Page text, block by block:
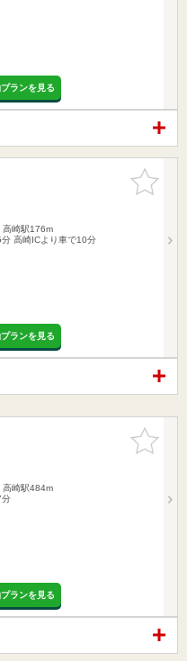
ランを見る
お気に入
りに追加
高崎駅176m
高崎ICより車で10分
ランを見る
お気に入
りに追加
高崎駅484m
分
ランを見る